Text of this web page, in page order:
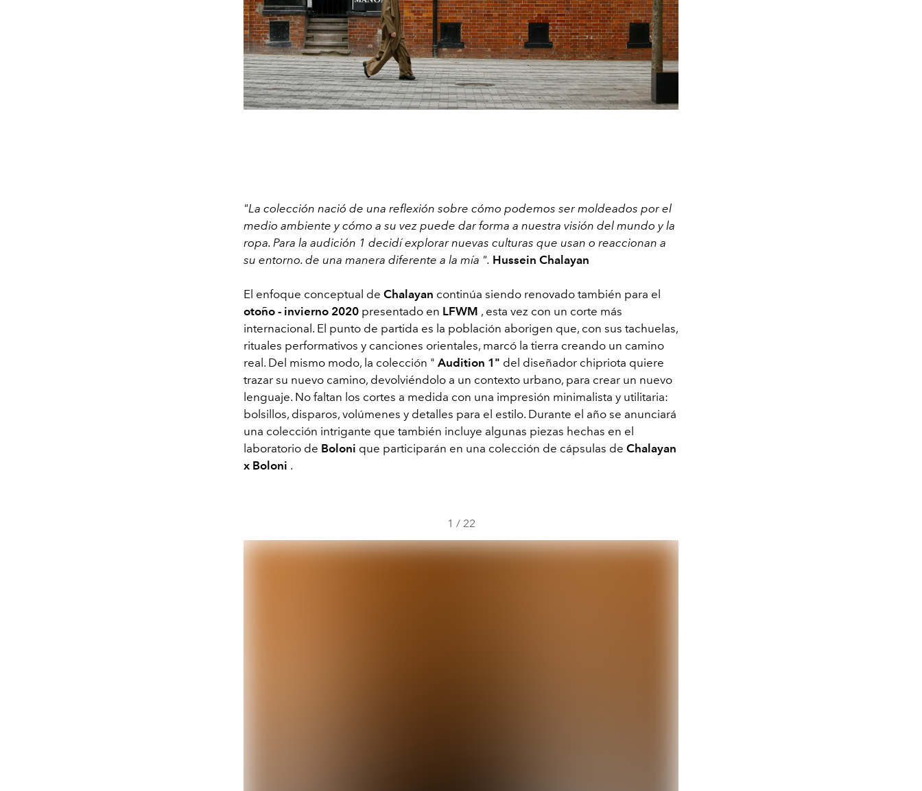
"La colección nació de una reflexión sobre cómo podemos ser moldeados por el
medio ambiente y cómo a su vez puede dar forma a nuestra visión del mundo y la
ropa. Para la audición 1 decidí explorar nuevas culturas que usan o reaccionan a
su entorno. de una manera diferente a la mía ". Hussein Chalayan
El enfoque conceptual de Chalayan continúa siendo renovado también para el
otoño - invierno 2020 presentado en LFWM , esta vez con un corte más
internacional. El punto de partida es la población aborigen que, con sus tachuelas,
rituales performativos y canciones orientales, marcó la tierra creando un camino
real. Del mismo modo, la colección " Audition 1" del diseñador chipriota quiere
trazar su nuevo camino, devolviéndolo a un contexto urbano, para crear un nuevo
lenguaje. No faltan los cortes a medida con una impresión minimalista y utilitaria:
bolsillos, disparos, volúmenes y detalles para el estilo. Durante el año se anunciará
una colección intrigante que también incluye algunas piezas hechas en el
laboratorio de Boloni que participarán en una colección de cápsulas de Chalayan
x Boloni .
1 / 22